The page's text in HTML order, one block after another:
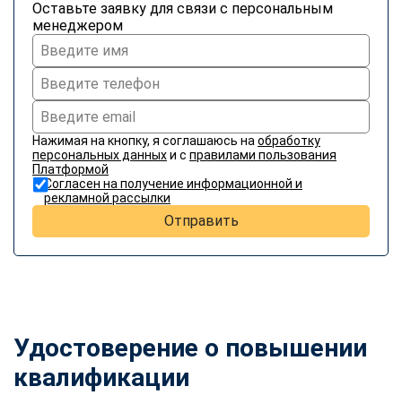
Оставьте заявку для связи с персональным
менеджером
Нажимая на кнопку, я соглашаюсь на обработку
персональных данныхи с правилами пользования
Платформой
Согласен на получение информационной и
рекламной рассылки
Отправить
Удостоверение о повышении
квалификации